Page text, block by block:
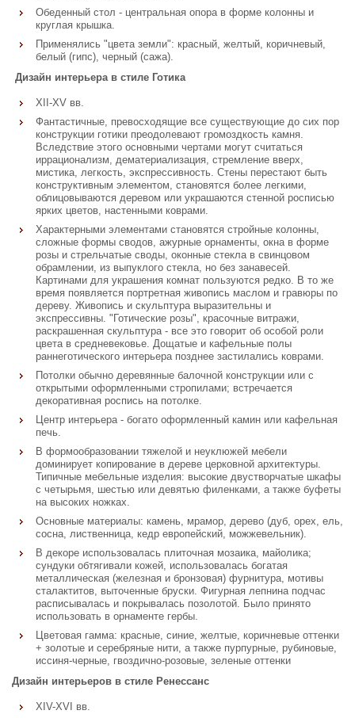
Обеденный стол - центральная опора в форме колонны и
круглая крышка.
Применялись "цвета земли": красный, желтый, коричневый,
белый (гипс), черный (сажа).
Дизайн интерьера в стиле Готика
XII-XV вв.
Фантастичные, превосходящие все существующие до сих пор
конструкции готики преодолевают громоздкость камня.
Вследствие этого основными чертами могут считаться
иррационализм, дематериализация, стремление вверх,
мистика, легкость, экспрессивность. Стены перестают быть
конструктивным элементом, становятся более легкими,
облицовываются деревом или украшаются стенной росписью
ярких цветов, настенными коврами.
Характерными элементами становятся стройные колонны,
сложные формы сводов, ажурные орнаменты, окна в форме
розы и стрельчатые своды, оконные стекла в свинцовом
обрамлении, из выпуклого стекла, но без занавесей.
Картинами для украшения комнат пользуются редко. В то же
время появляется портретная живопись маслом и гравюры по
дереву. Живопись и скульптура выразительны и
экспрессивны. "Готические розы", красочные витражи,
раскрашенная скульптура - все это говорит об особой роли
цвета в средневековье. Дощатые и кафельные полы
раннеготического интерьера позднее застилались коврами.
Потолки обычно деревянные балочной конструкции или с
открытыми оформленными стропилами; встречается
декоративная роспись на потолке.
Центр интерьера - богато оформленный камин или кафельная
печь.
В формообразовании тяжелой и неуклюжей мебели
доминирует копирование в дереве церковной архитектуры.
Типичные мебельные изделия: высокие двустворчатые шкафы
с четырьмя, шестью или девятью филенками, а также буфеты
на высоких ножках.
Основные материалы: камень, мрамор, дерево (дуб, орех, ель,
сосна, лиственница, кедр европейский, можжевельник).
В декоре использовалась плиточная мозаика, майолика;
сундуки обтягивали кожей, использовалась богатая
металлическая (железная и бронзовая) фурнитура, мотивы
сталактитов, выточенные бруски. Фигурная лепнина подчас
расписывалась и покрывалась позолотой. Было принято
использовать в орнаменте гербы.
Цветовая гамма: красные, синие, желтые, коричневые оттенки
+ золотые и серебряные нити, а также пурпурные, рубиновые,
иссиня-черные, гвоздично-розовые, зеленые оттенки
Дизайн интерьеров в стиле Ренессанс
XIV-XVI вв.